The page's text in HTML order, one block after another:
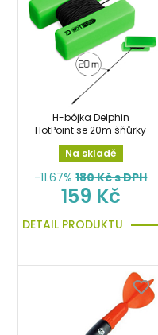
H-bójka Delphin
HotPoint se 20m šňůrky
Na skladě
-11.67% 180Kč s DPH
159 Kč
DETAIL PRODUKTU